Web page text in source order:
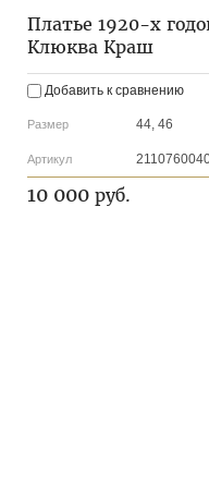
Платье 1920-х
Клюква Краш
Добавить к сравнению
Размер 44, 46
Артикул
10 000 руб.